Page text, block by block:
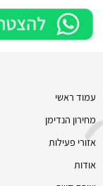
עמוד ראשי
מחירון הנדימן
אזורי פעילות
אודות